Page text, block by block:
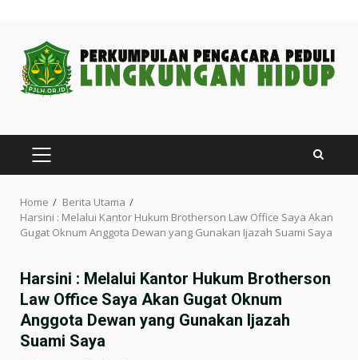
content
PRIMARY
MENU
Home
Berita Utama
Harsini : Melalui Kantor Hukum Brotherson Law Office Saya Akan
Gugat Oknum Anggota Dewan yang Gunakan Ijazah Suami Saya
Harsini : Melalui Kantor Hukum Brotherson
Law Office Saya Akan Gugat Oknum
Anggota Dewan yang Gunakan Ijazah
Suami Saya